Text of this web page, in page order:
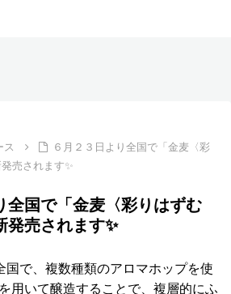
ス
６月２３日より全国で「金麦〈彩
売されます✨
全国で「金麦〈彩りはずむ
発売されます✨
国で、複数種類のアロマホップを使
用いて醸造することで、複層的にふ